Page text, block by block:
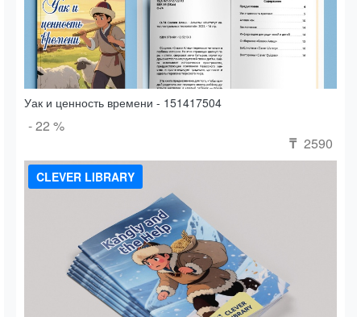
Уак и ценность времени - 151417504
- 22 %
₸ 2590
CLEVER LIBRARY